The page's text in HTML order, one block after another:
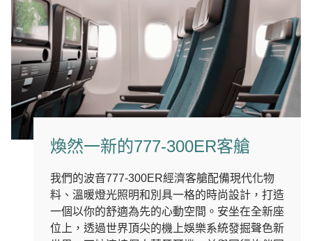
煥然一新的777-300ER客艙
我們的波音777-300ER經濟客艙配備現代化物
料、溫暖燈光照明和別具一格的時尚設計，打造
一個以你的舒適為先的心動空間。安坐在全新座
位上，透過世界頂尖的機上娛樂系統發掘聲色新